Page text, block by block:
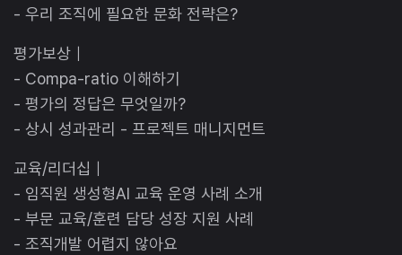
- 우리 조직에 필요한 문화 전략은?
평가보상｜
- Compa-ratio 이해하기
- 평가의 정답은 무엇일까?
- 상시 성과관리 - 프로젝트 매니지먼트
교육/리더십｜
- 임직원 생성형AI 교육 운영 사례 소개
- 부문 교육/훈련 담당 성장 지원 사례
- 조직개발 어렵지 않아요